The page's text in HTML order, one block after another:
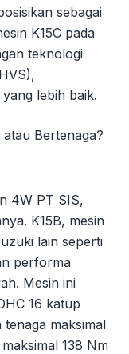
sebagai
K15C pada
teknologi
lebih baik.
4W PT SIS,
K15B, mesin
lain seperti
performa
Mesin ini
16 katup
maksimal
138 Nm